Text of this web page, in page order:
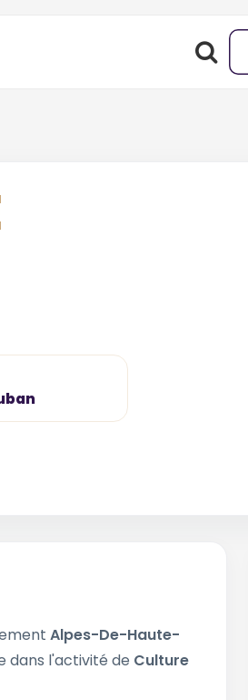
Alpes-De-Haute-
dans l'activité de Culture